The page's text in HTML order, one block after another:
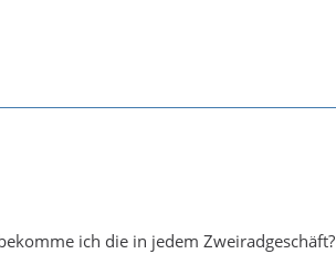
ich die in jedem Zweiradgeschäft?